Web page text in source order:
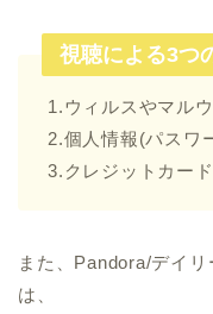
視聴による3つ
1.ウィルスやマル
2.個人情報(パスワ
3.クレジットカー
また、Pandora/デイ
は、